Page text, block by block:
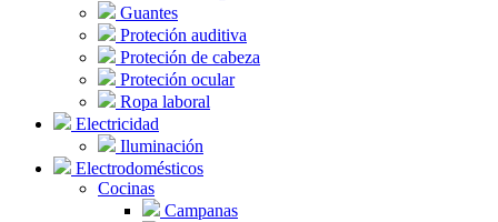
Guantes
Proteción auditiva
Proteción de cabeza
Proteción ocular
Ropa laboral
Electricidad
Iluminación
Electrodomésticos
Cocinas
Campanas